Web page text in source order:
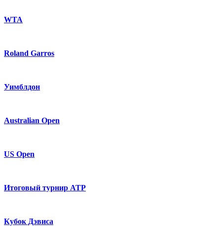
WTA
Roland Garros
Уимблдон
Australian Open
US Open
Итоговый турнир ATP
Кубок Дэвиса